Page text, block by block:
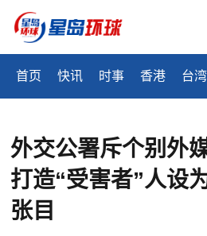
首页 快讯 时事 香港 台湾
外交公署斥个别外
打造“受害者”人设
张目